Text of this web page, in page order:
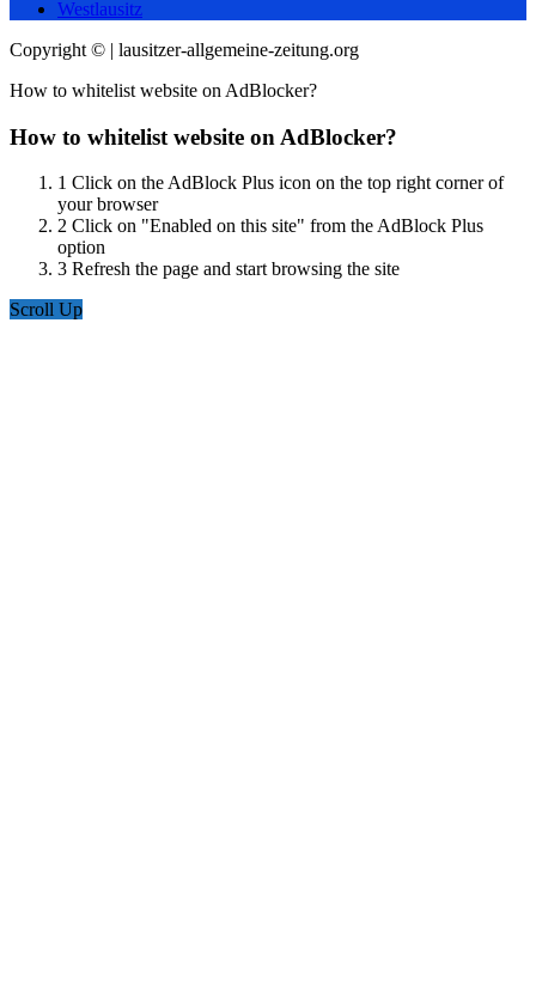
Westlausitz
Copyright © | lausitzer-allgemeine-zeitung.org
How to whitelist website on AdBlocker?
How to whitelist website on AdBlocker?
1 Click on the AdBlock Plus icon on the top right corner of
your browser
2 Click on "Enabled on this site" from the AdBlock Plus
option
3 Refresh the page and start browsing the site
Scroll Up